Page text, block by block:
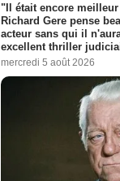
"Il était encore
Richard Gere pense
acteur sans qui il
excellent thriller
mercredi 5 août 2026